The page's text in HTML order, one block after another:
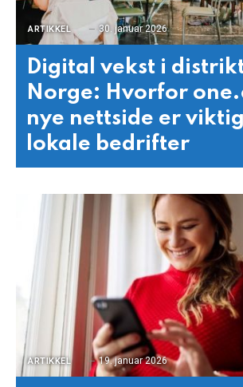
ARTIKKEL 30. januar 2026
Digital vekst i
Norge: Hvorfor
nye nettside er
lokale bedrifter
ARTIKKEL 19. januar 2026